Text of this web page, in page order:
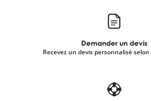
Demander un devis
Recevez un devis personnalisé selon